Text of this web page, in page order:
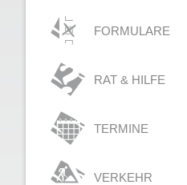
FORMULARE
RAT & HILFE
TERMINE
VERKEHR